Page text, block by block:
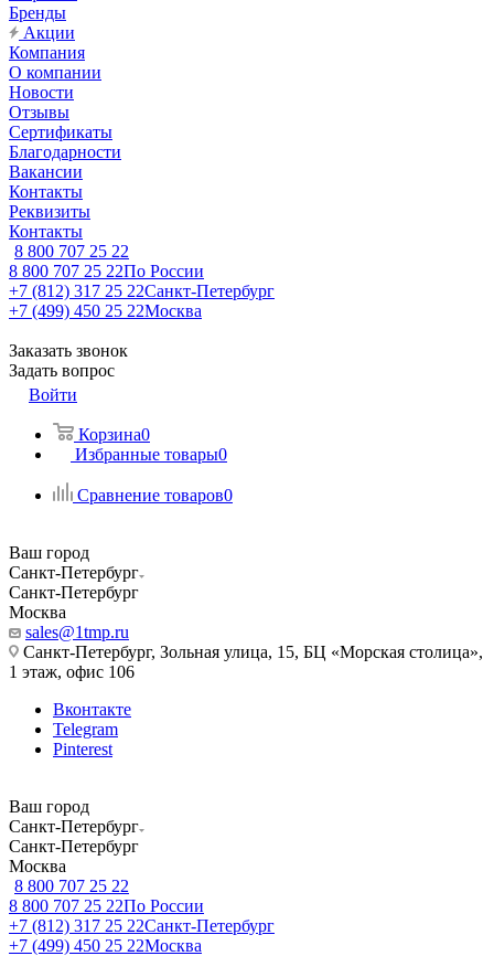
Бренды
Акции
Компания
О компании
Новости
Отзывы
Сертификаты
Благодарности
Вакансии
Контакты
Реквизиты
Контакты
8 800 707 25 22
8 800 707 25 22По России
+7 (812) 317 25 22Санкт-Петербург
+7 (499) 450 25 22Москва
Заказать звонок
Задать вопрос
Войти
Корзина0
Избранные товары0
Сравнение товаров0
Ваш город
Санкт-Петербург
Санкт-Петербург
Москва
sales@1tmp.ru
Санкт-Петербург, Зольная улица, 15, БЦ «Морская столица»,
1 этаж, офис 106
Вконтакте
Telegram
Pinterest
Ваш город
Санкт-Петербург
Санкт-Петербург
Москва
8 800 707 25 22
8 800 707 25 22По России
+7 (812) 317 25 22Санкт-Петербург
+7 (499) 450 25 22Москва